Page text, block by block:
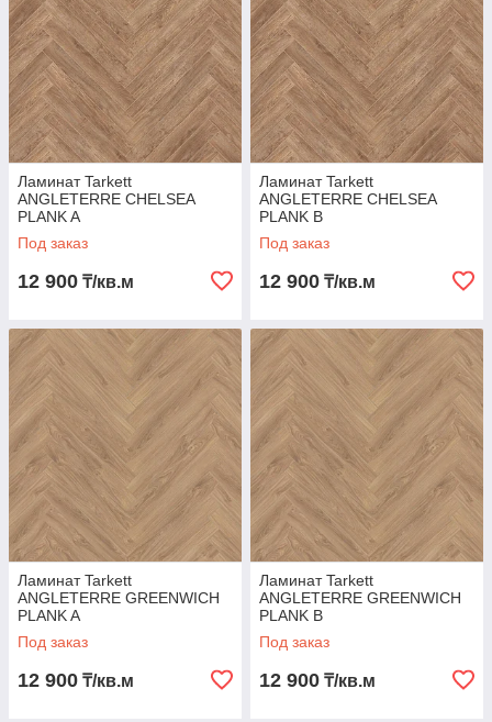
Ламинат Tarkett
ANGLETERRE CHELSEA
PLANK A
Под заказ
12 900 ₸/кв.м
Ламинат Tarkett
ANGLETERRE CHELSEA
PLANK B
Под заказ
12 900 ₸/кв.м
Ламинат Tarkett
ANGLETERRE GREENWICH
PLANK A
Под заказ
12 900 ₸/кв.м
Ламинат Tarkett
ANGLETERRE GREENWICH
PLANK B
Под заказ
12 900 ₸/кв.м